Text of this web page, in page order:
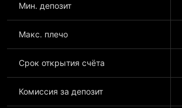
Мин. депозит
Макс. плечо
Срок открытия счёта
Комиссия за депозит